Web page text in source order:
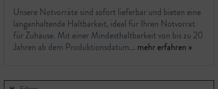
Unsere Notvorräte sind sofort lieferbar und bieten eine
langanhaltende Haltbarkeit, ideal für Ihren Notvorrat
für Zuhause. Mit einer Mindesthaltbarkeit von bis zu 20
Jahren ab dem Produktionsdatum... mehr erfahren »